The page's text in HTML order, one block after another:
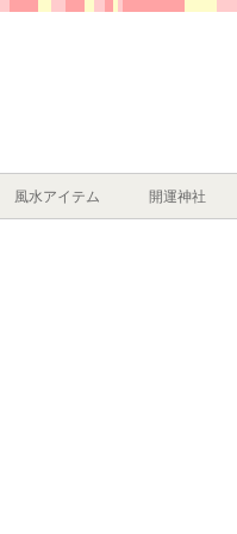
風水アイテム 開運神社